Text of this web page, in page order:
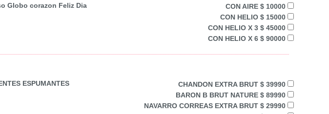
Globo corazon Feliz Dia
CON AIRE $ 10000
CON HELIO $ 15000
CON HELIO X 3 $ 45000
CON HELIO X 6 $ 90000
ESPUMANTES
CHANDON EXTRA BRUT $ 39990
BARON B BRUT NATURE $ 89990
NAVARRO CORREAS EXTRA BRUT $ 29990